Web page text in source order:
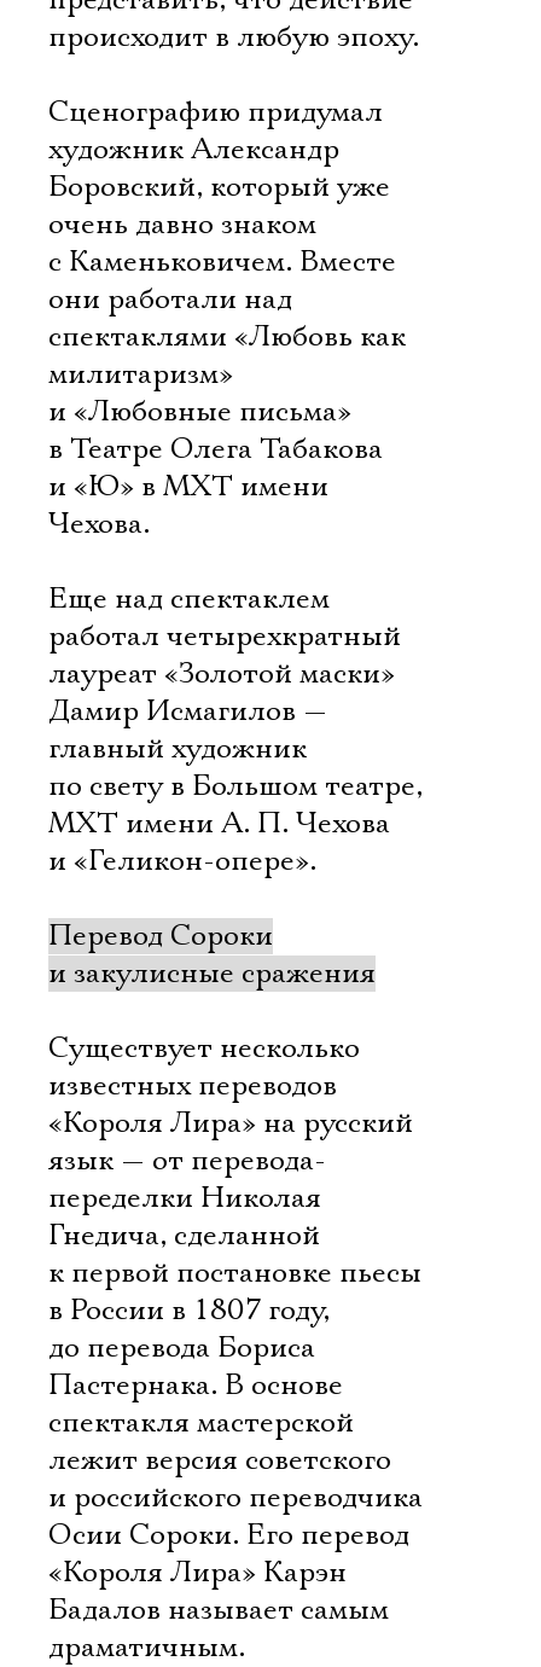
происходит в любую эпоху.
Сценографию придумал
художник Александр
Боровский, который уже
очень давно знаком
с Каменьковичем. Вместе
они работали над
спектаклями «Любовь как
милитаризм»
и «Любовные письма»
в Театре Олега Табакова
и «Ю» в МХТ имени
Чехова.
Еще над спектаклем
работал четырехкратный
лауреат «Золотой маски»
Дамир Исмагилов —
главный художник
по свету в Большом театре,
МХТ имени А. П. Чехова
и «Геликон-опере».
Перевод Сороки
и закулисные сражения
Существует несколько
известных переводов
«Короля Лира» на русский
язык — от перевода-
переделки Николая
Гнедича, сделанной
к первой постановке пьесы
в России в 1807 году,
до перевода Бориса
Пастернака. В основе
спектакля мастерской
лежит версия советского
и российского переводчика
Осии Сороки. Его перевод
«Короля Лира» Карэн
Бадалов называет самым
драматичным.
Электропочта
Имя
Ознакомиться